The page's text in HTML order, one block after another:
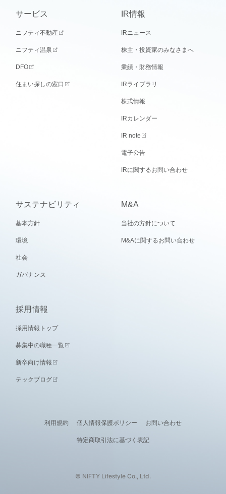
サービス
ニフティ不動産
ニフティ温泉
DFO
住まい探しの窓口
IR情報
IRニュース
株主・投資家のみなさまへ
業績・財務情報
IRライブラリ
株式情報
IRカレンダー
IR note
電子公告
IRに関するお問い合わせ
サステナビリティ
基本方針
環境
社会
ガバナンス
M&A
当社の方針について
M&Aに関するお問い合わせ
採用情報
採用情報トップ
募集中の職種一覧
新卒向け情報
テックブログ
利用規約 個人情報保護ポリシー お問い合わせ
特定商取引法に基づく表記
© NIFTY Lifestyle Co., Ltd.